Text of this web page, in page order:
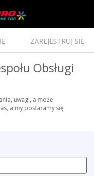
ZAREJESTRUJ SIĘ
Obsługi
uwagi, a może
a my postaramy się